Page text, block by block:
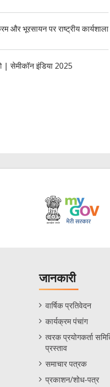
और भूरसायन पर राष्ट्रीय कार्यशाला
| सेमीकॉन इंडिया 2025
जानकारी
Informations
Menu
वार्षिक प्रतिवेदन
कार्यक्रम पंचांग
त्वरक प्रयोगकर्ता
प्रस्ताव
समाचार पत्रक
प्रकाशन/शोध-पत्र